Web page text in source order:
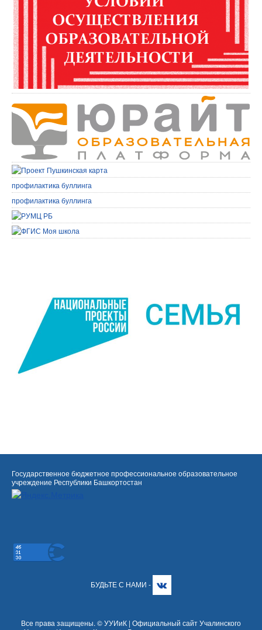
профилактика буллинга
профилактика буллинга
Государственное бюджетное профессиональное образовательное
учреждение Республики Башкортостан
БУДЬТЕ С НАМИ -
Все права защищены. © УУИиК | Официальный сайт Учалинского